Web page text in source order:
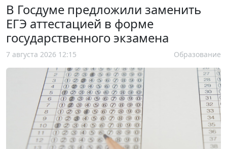
В Госдуме предложили заменить
ЕГЭ аттестацией в форме
государственного экзамена
7 августа 2026 12:15 Образование